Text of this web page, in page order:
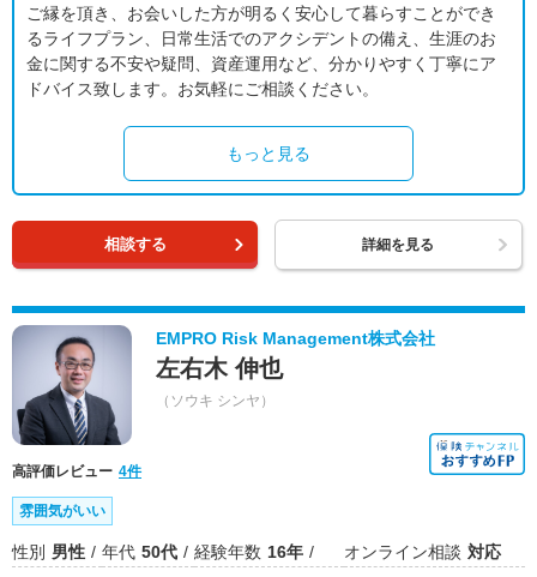
ご縁を頂き、お会いした方が明るく安心して暮らすことができ
るライフプラン、日常生活でのアクシデントの備え、生涯のお
金に関する不安や疑問、資産運用など、分かりやすく丁寧にア
ドバイス致します。お気軽にご相談ください。
もっと見る
相談する 詳細を見る
EMPRO Risk Management株式会社
左右木 伸也
（ソウキ シンヤ）
高評価レビュー 4件
雰囲気がいい
性別 男性 年代 50代 経験年数 16年 オンライン相談 対応